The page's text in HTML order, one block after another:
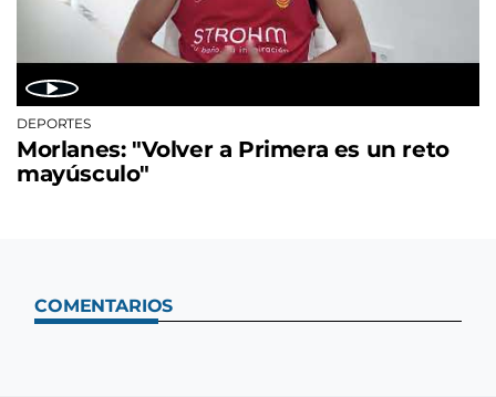
DEPORTES
Morlanes: "Volver a Primera es un reto
mayúsculo"
COMENTARIOS